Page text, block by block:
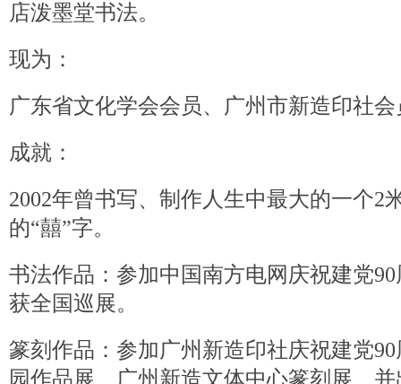
店泼墨堂书法。
现为：
广东省文化学会会员、广州市新造印社会
成就：
2002年曾书写、制作人生中最大的一个2
的“囍”字。
书法作品：参加中国南方电网庆祝建党
获全国巡展。
篆刻作品：参加广州新造印社庆祝建党
园作品展、广州新造文体中心篆刻展、